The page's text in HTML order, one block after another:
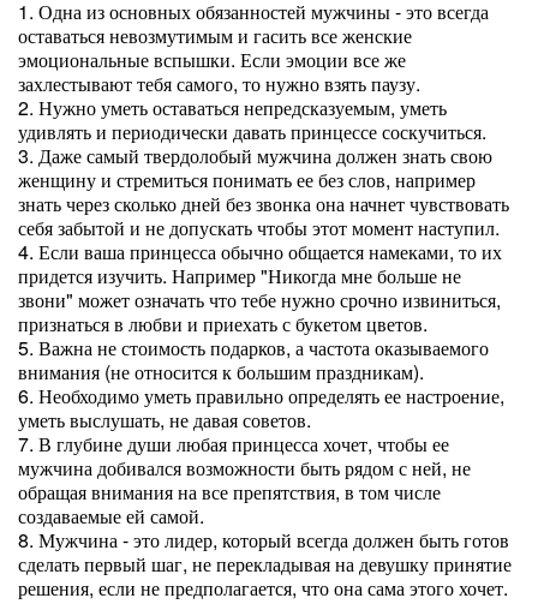
1. Одна из основных обязанностей мужчины - это всегда
оставаться невозмутимым и гасить все женские
эмоциональные вспышки. Если эмоции все же
захлестывают тебя самого, то нужно взять паузу.
2. Нужно уметь оставаться непредсказуемым, уметь
удивлять и периодически давать принцессе соскучиться.
3. Даже самый твердолобый мужчина должен знать свою
женщину и стремиться понимать ее без слов, например
знать через сколько дней без звонка она начнет чувствовать
себя забытой и не допускать чтобы этот момент наступил.
4. Если ваша принцесса обычно общается намеками, то их
придется изучить. Например "Никогда мне больше не
звони" может означать что тебе нужно срочно извиниться,
признаться в любви и приехать с букетом цветов.
5. Важна не стоимость подарков, а частота оказываемого
внимания (не относится к большим праздникам).
6. Необходимо уметь правильно определять ее настроение,
уметь выслушать, не давая советов.
7. В глубине души любая принцесса хочет, чтобы ее
мужчина добивался возможности быть рядом с ней, не
обращая внимания на все препятствия, в том числе
создаваемые ей самой.
8. Мужчина - это лидер, который всегда должен быть готов
сделать первый шаг, не перекладывая на девушку принятие
решения, если не предполагается, что она сама этого хочет.